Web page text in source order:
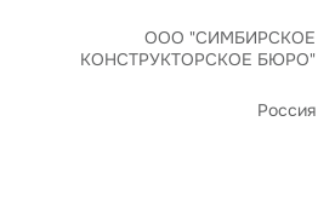
ООО "СИМБИРСКОЕ
КОНСТРУКТОРСКОЕ БЮРО"
Россия